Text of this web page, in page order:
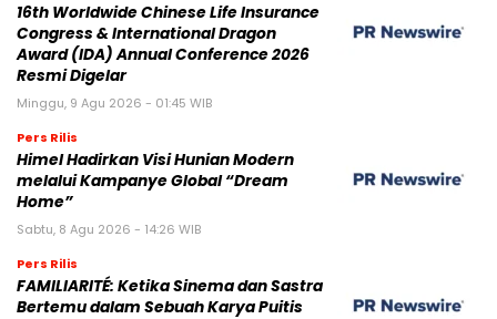
16th Worldwide Chinese Life Insurance
Congress & International Dragon
Award (IDA) Annual Conference 2026
Resmi Digelar
Minggu, 9 Agu 2026 - 01:45 WIB
Pers Rilis
Himel Hadirkan Visi Hunian Modern
melalui Kampanye Global “Dream
Home”
Sabtu, 8 Agu 2026 - 14:26 WIB
Pers Rilis
FAMILIARITÉ: Ketika Sinema dan Sastra
Bertemu dalam Sebuah Karya Puitis